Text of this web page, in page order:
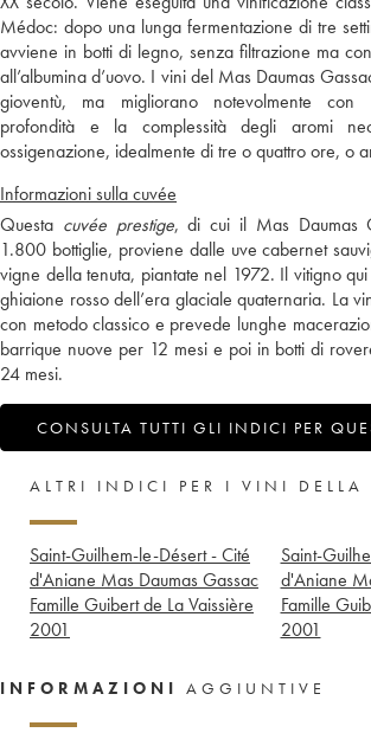
Médoc: dopo una lunga fermentazione di tre
avviene in botti di legno, senza filtrazione ma
all’albumina d’uovo. I vini del Mas Daumas
gioventù, ma migliorano notevolmente con
profondità e la complessità degli aromi
ossigenazione, idealmente di tre o quattro ore, o
Informazioni sulla cuvée
Questa cuvée prestige, di cui il Mas Daumas
1.800 bottiglie, proviene dalle uve cabernet
vigne della tenuta, piantate nel 1972. Il vitigno
ghiaione rosso dell’era glaciale quaternaria. La
con metodo classico e prevede lunghe
barrique nuove per 12 mesi e poi in botti di
24 mesi.
CONSULTA TUTTI GLI INDICI PER
ALTRI INDICI PER I VINI DELLA
Saint-Guilhem-le-Désert - Cité
d'Aniane Mas Daumas Gassac
Famille Guibert de La Vaissière
2001
Saint-
d'Aniane
Famille
2001
INFORMAZIONI AGGIUNTIVE